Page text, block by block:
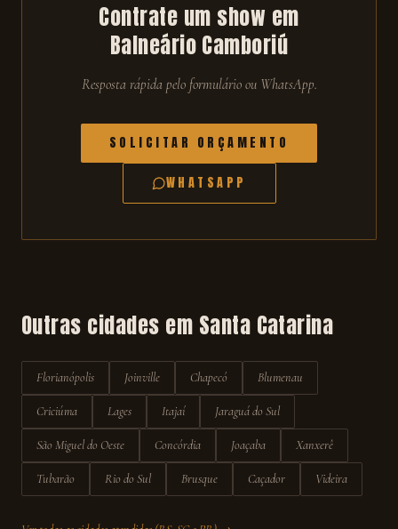
Contrate um show em
Balneário Camboriú
Resposta rápida pelo formulário ou WhatsApp.
SOLICITAR ORÇAMENTO
WHATSAPP
Outras cidades em Santa Catarina
Florianópolis Joinville Chapecó Blumenau
Criciúma Lages Itajaí Jaraguá do Sul
São Miguel do Oeste Concórdia Joaçaba Xanxerê
Tubarão Rio do Sul Brusque Caçador Videira